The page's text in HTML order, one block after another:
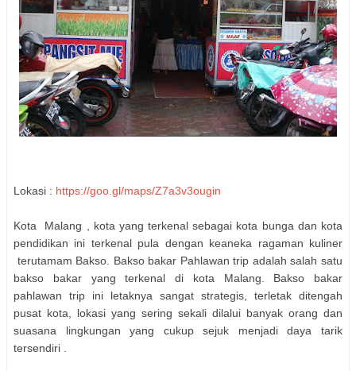
Lokasi : https://goo.gl/maps/Z7a3v3ougin
Kota Malang , kota yang terkenal sebagai kota bunga dan kota
pendidikan ini terkenal pula dengan keaneka ragaman kuliner
terutamam Bakso. Bakso bakar Pahlawan trip adalah salah satu
bakso bakar yang terkenal di kota Malang. Bakso bakar
pahlawan trip ini letaknya sangat strategis, terletak ditengah
pusat kota, lokasi yang sering sekali dilalui banyak orang dan
suasana lingkungan yang cukup sejuk menjadi daya tarik
tersendiri .